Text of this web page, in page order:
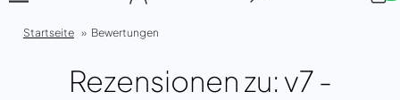
Startseite » Bewertungen
Rezensionen zu: v7 -